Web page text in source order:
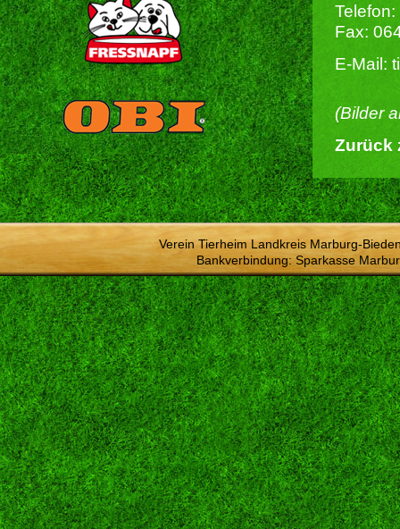
Fax:
E-Mail:
(Bilder
Zurück
Verein Tierheim Landkreis Marburg-
Bankverbindung: Sparkasse